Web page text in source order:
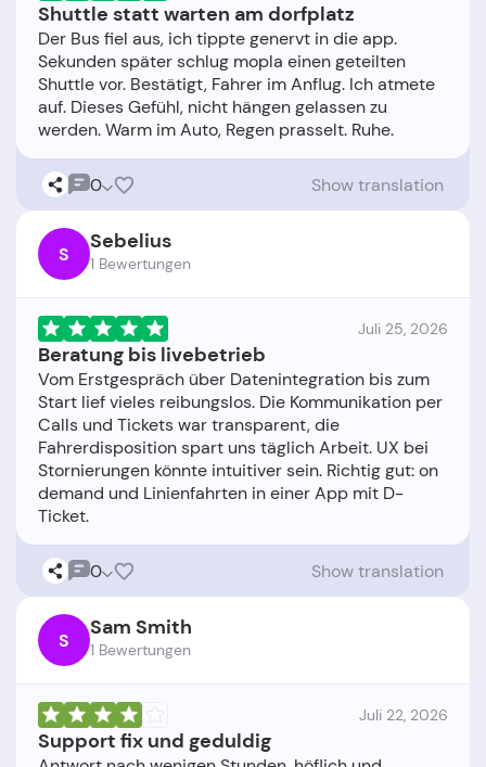
Shuttle statt warten am dorfplatz
Der Bus fiel aus, ich tippte genervt in die app.
Sekunden später schlug mopla einen geteilten
Shuttle vor. Bestätigt, Fahrer im Anflug. Ich atmete
auf. Dieses Gefühl, nicht hängen gelassen zu
0 Show translation
S Sebelius
1 Bewertungen
Juli 25, 2026
Beratung bis livebetrieb
Vom Erstgespräch über Datenintegration bis zum
Start lief vieles reibungslos. Die Kommunikation per
Calls und Tickets war transparent, die
Fahrerdisposition spart uns täglich Arbeit. UX bei
Stornierungen könnte intuitiver sein. Richtig gut: on
demand und Linienfahrten in einer App mit D-
0 Show translation
S Sam Smith
1 Bewertungen
Juli 22, 2026
Support fix und geduldig